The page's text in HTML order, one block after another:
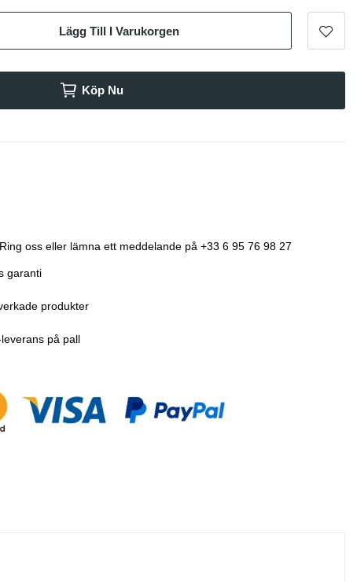
Lägg Till I Varukorgen
Köp Nu
oss eller lämna ett meddelande på +33 6 95 76 98 27
garanti
produkter
på pall